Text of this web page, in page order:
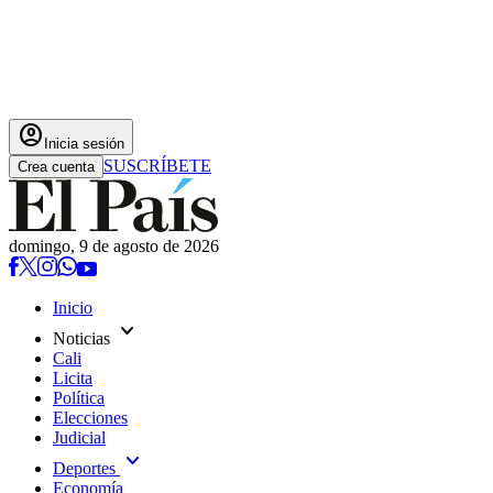
account_circle Inicia sesión
Crea cuenta SUSCRÍBETE
domingo, 9 de agosto de 2026
Inicio
Noticias expand_more
Cali
Licita
Política
Elecciones
Judicial
Deportes expand_more
Economía